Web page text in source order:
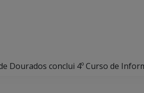
Dourados conclui 4º Curso de